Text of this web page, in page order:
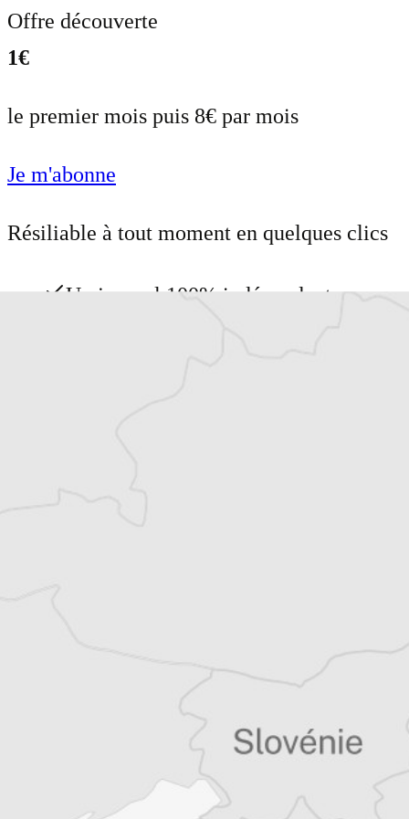
Offre découverte
1€
le premier mois puis 8€ par mois
Je m'abonne
Résiliable à tout moment en quelques clics
Un journal 100% indépendant